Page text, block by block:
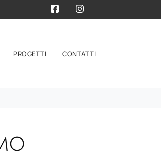
PROGETTI CONTATTI